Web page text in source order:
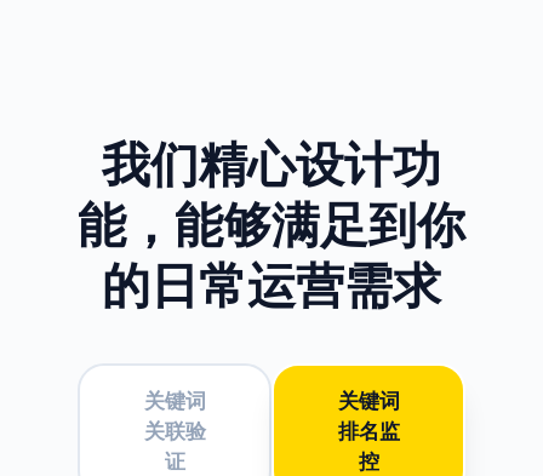
我们精心设计功
能， 能够满足到你
的日常运营需求
关键词
关联验
证
关键词
排名监
控